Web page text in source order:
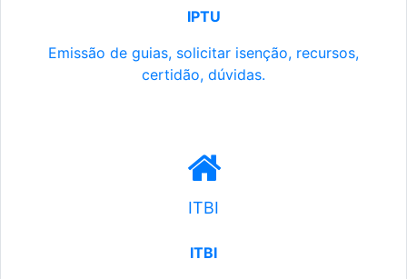
IPTU
Emissão de guias, solicitar isenção, recursos,
certidão, dúvidas.
ITBI
ITBI